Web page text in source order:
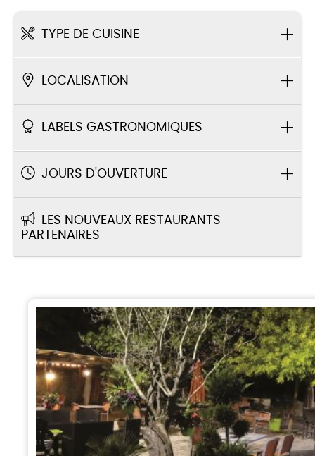
TYPE DE CUISINE
LOCALISATION
LABELS GASTRONOMIQUES
JOURS D'OUVERTURE
LES NOUVEAUX RESTAURANTS
PARTENAIRES